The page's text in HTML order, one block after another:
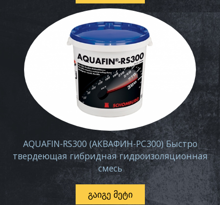
AQUAFIN-RS300 (АКВАФИН-РС300) Быстро
твердеющая гибридная гидроизоляционная
смесь
ᲒᲐᲘᲒᲔ ᲛᲔᲢᲘ